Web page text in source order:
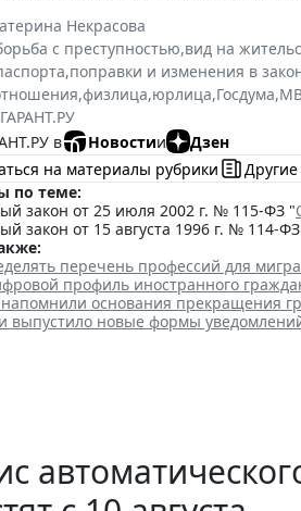
Некрасова
с преступностью,вид на
,поправки и изменения в
,физлица,юрлица,Госдума,
ГАРАНТ.РУ
в
Новостии
Дзен
на материалы рубрики
по теме:
закон от 25 июля 2002 г. № 115-ФЗ "
закон от 15 августа 1996 г. № 114-
перечень профессий для
профиль иностранного
основания прекращения
выпустило новые формы